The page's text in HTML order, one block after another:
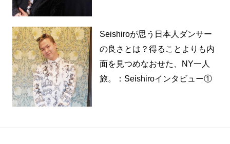
Seishiroが思う日本人ダンサー
の良さとは？得ることよりも内
面を見つめなおせた、NY一人
旅。：Seishiroインタビュー①